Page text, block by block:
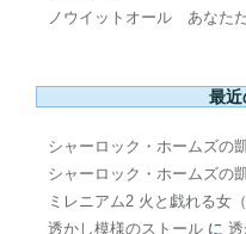
ノウイットオール あなた
最近
シャーロック・ホームズの
シャーロック・ホームズの
ミレニアム2 火と戯れる女（
透かし模様のストール に